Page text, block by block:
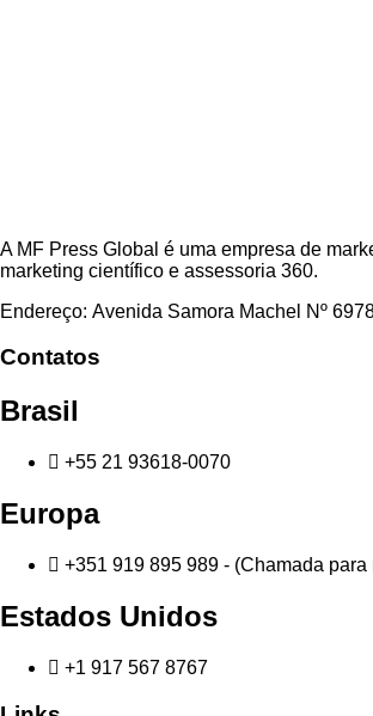
A MF Press Global é uma empresa de
marketing científico e assessoria 360.
Endereço: Avenida Samora Machel Nº
Contatos
Brasil
+55 21 93618-0070
Europa
+351 919 895 989 - (Chamada
Estados Unidos
+1 917 567 8767⁠